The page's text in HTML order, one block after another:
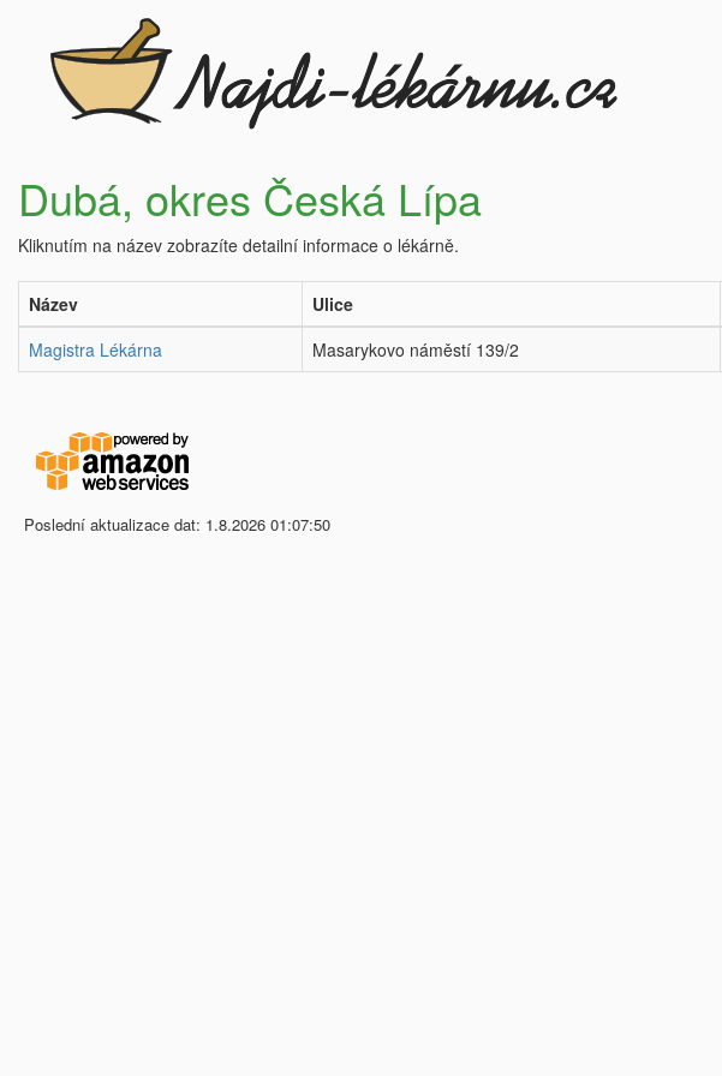
Dubá, okres Česká Lípa
Kliknutím na název zobrazíte detailní informace o lékárně.
Název Ulice
Magistra Lékárna
Masarykovo náměstí 139/2
Poslední aktualizace dat: 1.8.2026 01:07:50